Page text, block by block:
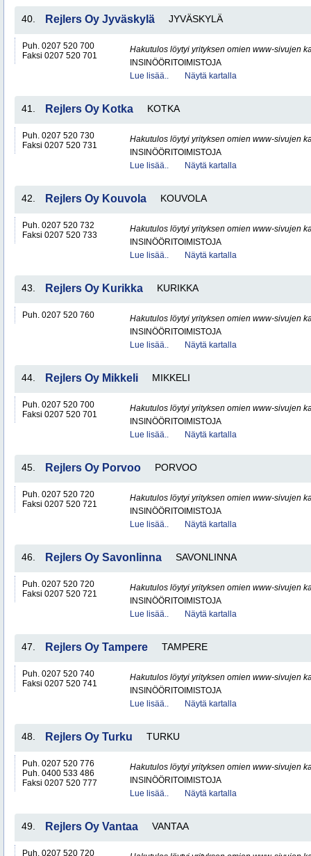
40. Rejlers Oy Jyväskylä JYVÄSKYLÄ
Puh. 0207 520 700
Faksi 0207 520 701
Hakutulos löytyi yrityksen omien www-sivujen
INSINÖÖRITOIMISTOJA
Lue lisää..
Näytä kartalla
41. Rejlers Oy Kotka KOTKA
Puh. 0207 520 730
Faksi 0207 520 731
Hakutulos löytyi yrityksen omien www-sivujen
INSINÖÖRITOIMISTOJA
Lue lisää..
Näytä kartalla
42. Rejlers Oy Kouvola KOUVOLA
Puh. 0207 520 732
Faksi 0207 520 733
Hakutulos löytyi yrityksen omien www-sivujen
INSINÖÖRITOIMISTOJA
Lue lisää..
Näytä kartalla
43. Rejlers Oy Kurikka KURIKKA
Puh. 0207 520 760
Hakutulos löytyi yrityksen omien www-sivujen
INSINÖÖRITOIMISTOJA
Lue lisää..
Näytä kartalla
44. Rejlers Oy Mikkeli MIKKELI
Puh. 0207 520 700
Faksi 0207 520 701
Hakutulos löytyi yrityksen omien www-sivujen
INSINÖÖRITOIMISTOJA
Lue lisää..
Näytä kartalla
45. Rejlers Oy Porvoo PORVOO
Puh. 0207 520 720
Faksi 0207 520 721
Hakutulos löytyi yrityksen omien www-sivujen
INSINÖÖRITOIMISTOJA
Lue lisää..
Näytä kartalla
46. Rejlers Oy Savonlinna SAVONLINNA
Puh. 0207 520 720
Faksi 0207 520 721
Hakutulos löytyi yrityksen omien www-sivujen
INSINÖÖRITOIMISTOJA
Lue lisää..
Näytä kartalla
47. Rejlers Oy Tampere TAMPERE
Puh. 0207 520 740
Faksi 0207 520 741
Hakutulos löytyi yrityksen omien www-sivujen
INSINÖÖRITOIMISTOJA
Lue lisää..
Näytä kartalla
48. Rejlers Oy Turku TURKU
Puh. 0207 520 776
Puh. 0400 533 486
Faksi 0207 520 777
Hakutulos löytyi yrityksen omien www-sivujen
INSINÖÖRITOIMISTOJA
Lue lisää..
Näytä kartalla
49. Rejlers Oy Vantaa VANTAA
Puh. 0207 520 720